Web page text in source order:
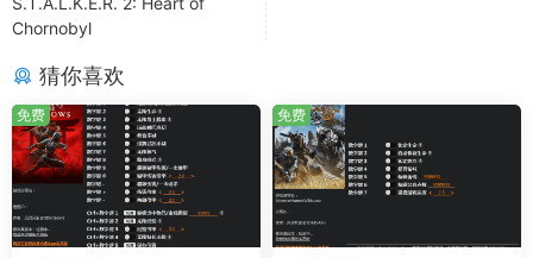
Chornobyl
猜你喜欢
免费 免费